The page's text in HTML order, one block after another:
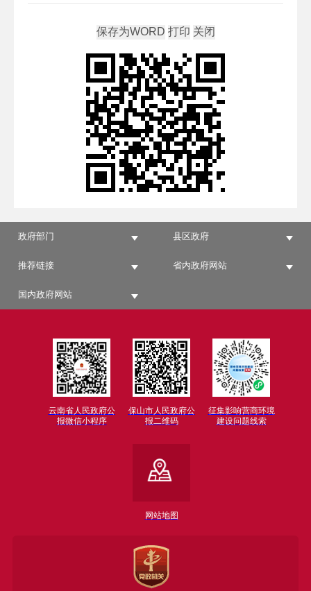
政府部门 县区政府
推荐链接 省内政府网站
国内政府网站
云南省人民政府公
报微信小程序
保山市人民政府公
报二维码
征集影响营商环境
建设问题线索
网站地图